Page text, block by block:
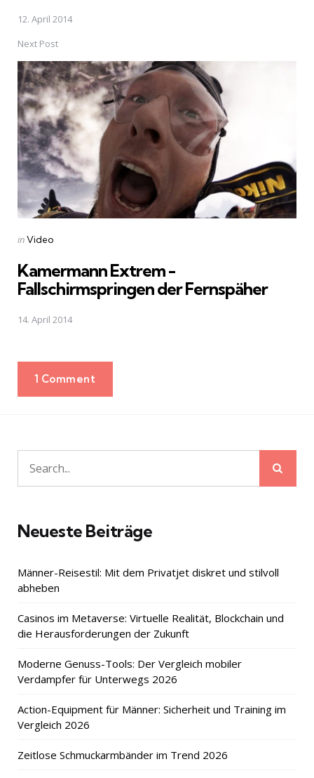
12. April 2014
Next Post
Posted
inVideo
Kamermann Extrem -
Fallschirmspringen der Fernspäher
14. April 2014
1 Comment
Search
for:
Neueste Beiträge
Männer-Reisestil: Mit dem Privatjet diskret und stilvoll
abheben
Casinos im Metaverse: Virtuelle Realität, Blockchain und
die Herausforderungen der Zukunft
Moderne Genuss-Tools: Der Vergleich mobiler
Verdampfer für Unterwegs 2026
Action-Equipment für Männer: Sicherheit und Training im
Vergleich 2026
Zeitlose Schmuckarmbänder im Trend 2026